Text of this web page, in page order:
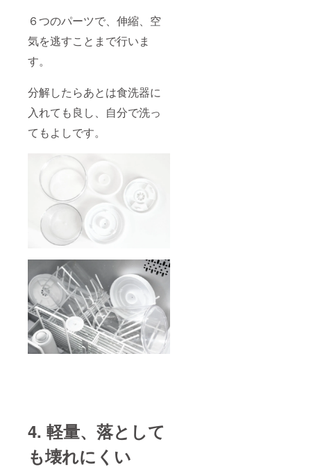
６つのパーツで、伸縮、空
気を逃すことまで行いま
す。
分解したらあとは食洗器に
入れても良し、自分で洗っ
てもよしです。
4. 軽量、落として
も壊れにくい